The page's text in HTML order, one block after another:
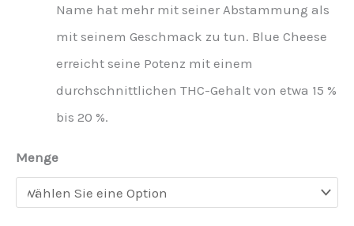
Name hat mehr mit seiner Abstammung als
mit seinem Geschmack zu tun. Blue Cheese
erreicht seine Potenz mit einem
durchschnittlichen THC-Gehalt von etwa 15 %
bis 20 %.
Menge